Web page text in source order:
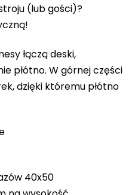
(lub gości)?
łączą deski,
płótno. W górnej części
dzięki któremu płótno
40x50